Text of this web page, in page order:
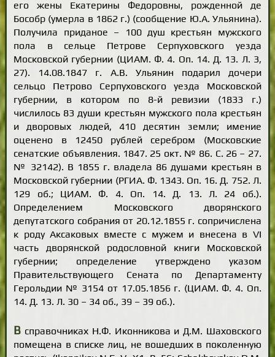
его жены Екатерины Федоровны, рожденной де
Бособр (умерла в 1862 г.) (сообщение Ю.А. Ульянина).
Получила приданое – 100 душ крестьян мужского
пола в сельце Петрове Серпуховского уезда
Московской губернии (ЦИАМ. Ф. 4. Оп. 14. Д. 13. Л. 3,
27). 14.08.1847 г. А.В. Ульянин подарил дочери
сельцо Петрово Серпуховского уезда Московской
губернии, в котором по 8-й ревизии (1833 г.)
числилось 83 души крестьян мужского пола крестьян
и дворовых людей, 410 десятин земли; имение
оценено в 12450 рублей серебром (Московские
сенатские объявления. 1847. 25 окт. № 86. С. 26 – 27.
№ 32142). В 1855 г. владела 86 душами крестьян в
Московской губернии (РГИА. Ф. 1343. Оп. 16. Д. 752. Л.
129 об.; ЦИАМ. Ф. 4. Оп. 14. Д. 13. Л. 24 об.).
Определением Московского дворянского
депутатского собрания от 20.12.1855 г. сопричислена
к роду Аксаковых вместе с мужем и внесена в VI
часть дворянской родословной книги Московской
губернии; определение утверждено указом
Правительствующего Сената по Департаменту
Герольдии № 3154 от 17.05.1856 г. (ЦИАМ. Ф. 4. Оп.
14. Д. 13. Л. 30 – 34 об., 39 – 39 об.).
В справочниках Н.Ф. Иконникова и Д.М. Шаховского
помещена в списке лиц, не вошедших в поколенную